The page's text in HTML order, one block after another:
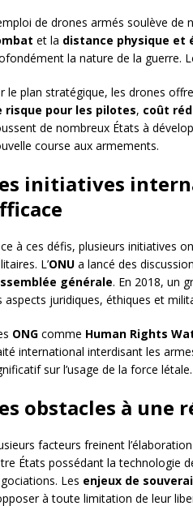
de drones armés soulève de
et la distance physique et
la nature de la guerre.
le plan stratégique, les drones
risque pour les pilotes, coût
de nombreux États à
course aux armements.
initiatives
à ces défis, plusieurs initiatives
L’ONU a lancé des
générale. En 2018, un
aspects juridiques, éthiques et
ONG comme Human Rights
international interdisant les
sur l’usage de la force létale.
obstacles à
facteurs freinent
États possédant la technologie
Les enjeux de
à toute limitation de leur